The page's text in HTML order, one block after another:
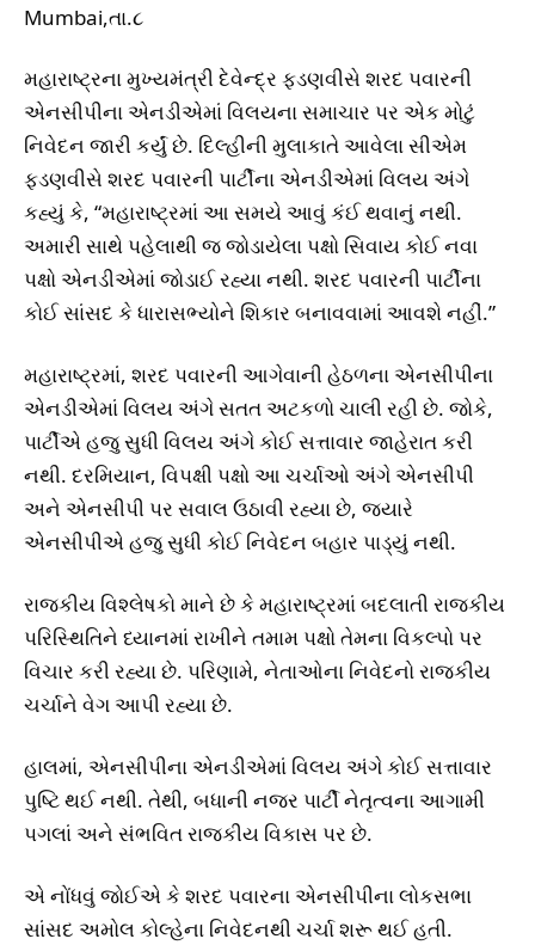
Mumbai,તા.૮
મહારાષ્ટ્રના મુખ્યમંત્રી દેવેન્દ્ર ફડણવીસે શરદ પવારની
એનસીપીના એનડીએમાં વિલયના સમાચાર પર એક મોટું
નિવેદન જારી કર્યું છે. દિલ્હીની મુલાકાતે આવેલા સીએમ
ફડણવીસે શરદ પવારની પાર્ટીના એનડીએમાં વિલય અંગે
કહ્યું કે, “મહારાષ્ટ્રમાં આ સમયે આવું કંઈ થવાનું નથી.
અમારી સાથે પહેલાથી જ જોડાયેલા પક્ષો સિવાય કોઈ નવા
પક્ષો એનડીએમાં જોડાઈ રહ્યા નથી. શરદ પવારની પાર્ટીના
કોઈ સાંસદ કે ધારાસભ્યોને શિકાર બનાવવામાં આવશે નહીં.”
મહારાષ્ટ્રમાં, શરદ પવારની આગેવાની હેઠળના એનસીપીના
એનડીએમાં વિલય અંગે સતત અટકળો ચાલી રહી છે. જોકે,
પાર્ટીએ હજુ સુધી વિલય અંગે કોઈ સત્તાવાર જાહેરાત કરી
નથી. દરમિયાન, વિપક્ષી પક્ષો આ ચર્ચાઓ અંગે એનસીપી
અને એનસીપી પર સવાલ ઉઠાવી રહ્યા છે, જ્યારે
એનસીપીએ હજુ સુધી કોઈ નિવેદન બહાર પાડ્યું નથી.
રાજકીય વિશ્લેષકો માને છે કે મહારાષ્ટ્રમાં બદલાતી રાજકીય
પરિસ્થિતિને ધ્યાનમાં રાખીને તમામ પક્ષો તેમના વિકલ્પો પર
વિચાર કરી રહ્યા છે. પરિણામે, નેતાઓના નિવેદનો રાજકીય
ચર્ચાને વેગ આપી રહ્યા છે.
હાલમાં, એનસીપીના એનડીએમાં વિલય અંગે કોઈ સત્તાવાર
પુષ્ટિ થઈ નથી. તેથી, બધાની નજર પાર્ટી નેતૃત્વના આગામી
પગલાં અને સંભવિત રાજકીય વિકાસ પર છે.
એ નોંધવું જોઈએ કે શરદ પવારના એનસીપીના લોકસભા
સાંસદ અમોલ કોલ્હેના નિવેદનથી ચર્ચા શરૂ થઈ હતી.